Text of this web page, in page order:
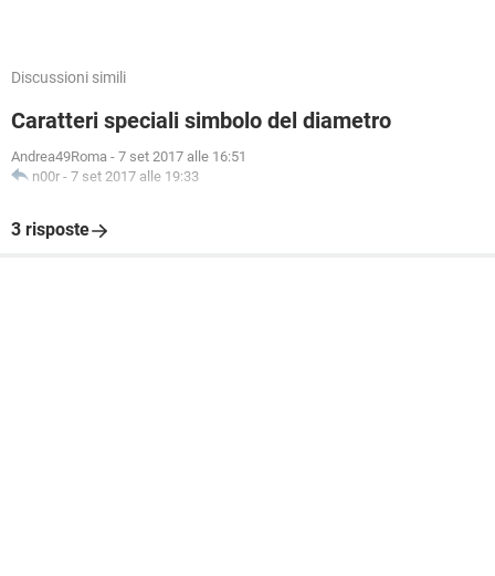
Discussioni simili
Caratteri speciali simbolo del diametro
Andrea49Roma - 7 set 2017 alle 16:51
n00r - 7 set 2017 alle 19:33
3 risposte